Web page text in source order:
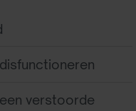
verstoorde